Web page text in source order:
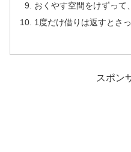
おくやす空間をけずって
1度だけ借りは返すとさ
スポン